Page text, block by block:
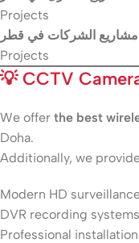
Projects
مشاريع الشركات في قطر
Projects
💡CCTV
We offer the best
Doha.
Additionally, we
Modern HD
DVR recording systems
Professional